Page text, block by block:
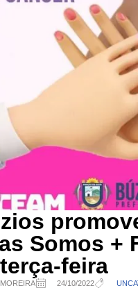
Somos +
terça-feira
24/10/2022